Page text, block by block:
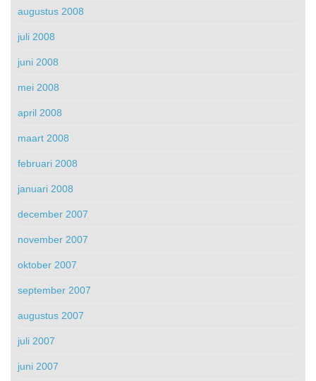
augustus 2008
juli 2008
juni 2008
mei 2008
april 2008
maart 2008
februari 2008
januari 2008
december 2007
november 2007
oktober 2007
september 2007
augustus 2007
juli 2007
juni 2007